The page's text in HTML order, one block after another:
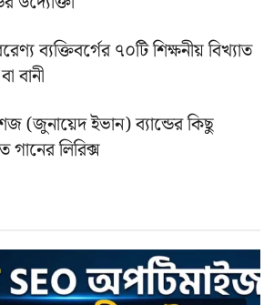
ব্যক্তিবর্গের ৭০টি শিক্ষনীয় বিখ্যাত
বানী
(জুনায়েদ ইভান) ব্যান্ডের কিছু
গানের লিরিক্স